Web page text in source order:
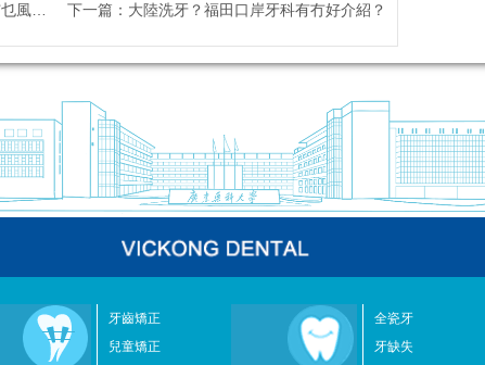
險？ 下一篇： 大陸洗牙？福田口岸牙科有冇好介紹？
牙齒矯正
兒童矯正
全瓷牙
牙缺失